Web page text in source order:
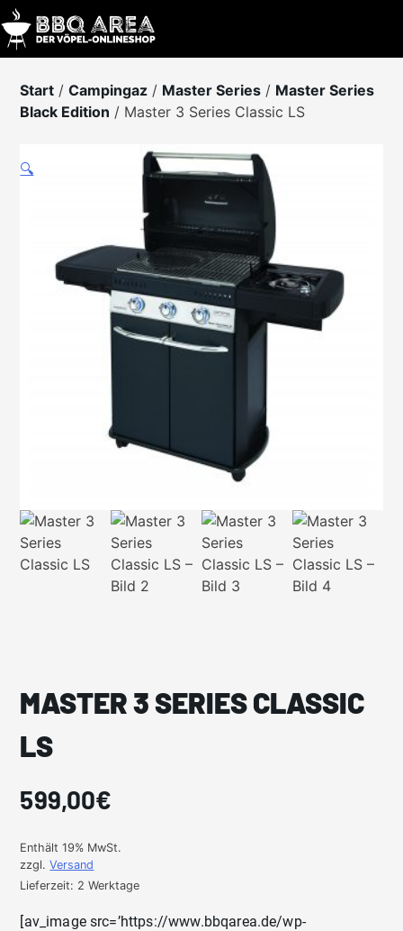
Skip
to
content
Start /Campingaz / Master Series / Master Series
Black Edition / Master 3 Series Classic LS
🔍
MASTER 3 SERIES CLASSIC
LS
599,00€
Enthält 19% MwSt.
zzgl.Versand
Lieferzeit: 2 Werktage
[av_image src=’https://www.bbqarea.de/wp-